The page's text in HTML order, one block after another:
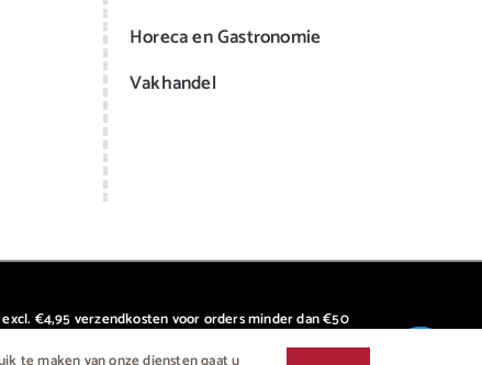
Horeca en Gastronomie
Vakhandel
€4,95 verzendkosten voor orders minder dan €50